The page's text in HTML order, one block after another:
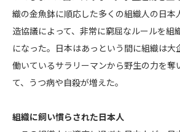
織の金魚鉢に順応した多くの組織人の日本
造協議によって、非常に窮屈なルールを組
になった。日本はあっという間に組織は大
働いているサラリーマンから野生の力を奪
て、うつ病や自殺が増えた。
組織に飼い慣らされた日本人